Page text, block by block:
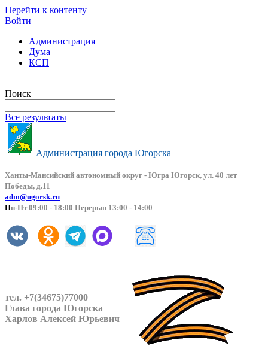
Перейти к контенту
Войти
Администрация
Дума
КСП
Поиск
Все результаты
Администрация города Югорска
Ханты-Мансийский автономный округ - Югра Югорск, ул. 40 лет
Победы, д.11
adm@ugorsk.ru
Пн-Пт 09:00 - 18:00 Перерыв 13:00 - 14:00
тел. +7(34675)77000
Глава города Югорска
Харлов Алексей Юрьевич